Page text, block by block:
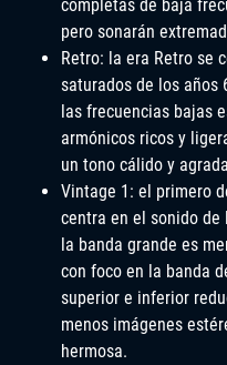
completas de baja
pero sonarán
Retro: la era Retro se
saturados de los años
las frecuencias bajas
armónicos ricos y
un tono cálido y
Vintage 1: el primero
centra en el sonido de
la banda grande es
con foco en la banda
superior e inferior
menos imágenes
hermosa.